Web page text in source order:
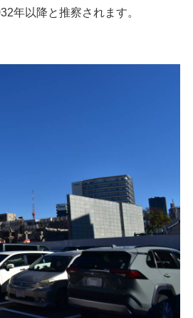
年以降と推察されます。